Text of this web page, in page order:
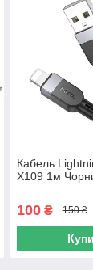
Кабель
X109 1м
100₴ 150 ₴